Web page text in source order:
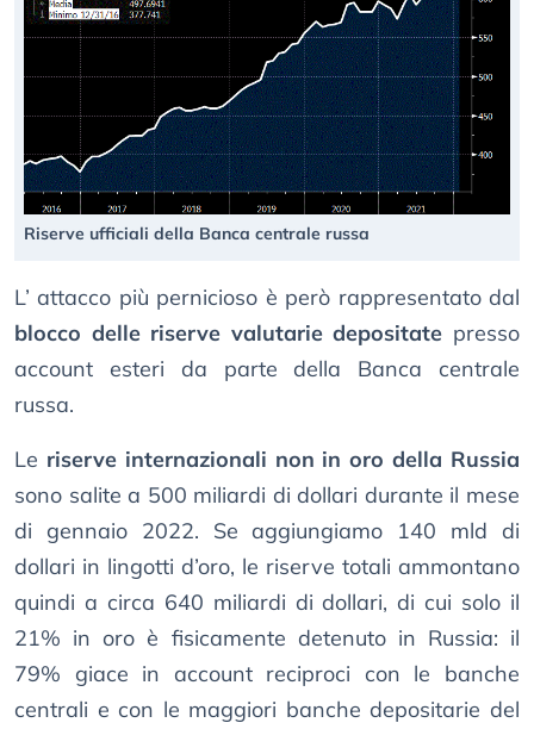
Riserve ufficiali della Banca centrale russa
L’ attacco più pernicioso è però rappresentato dal
blocco delle riserve valutarie depositate presso
account esteri da parte della Banca centrale
russa.
Le riserve internazionali non in oro della Russia
sono salite a 500 miliardi di dollari durante il mese
di gennaio 2022. Se aggiungiamo 140 mld di
dollari in lingotti d’oro, le riserve totali ammontano
quindi a circa 640 miliardi di dollari, di cui solo il
21% in oro è fisicamente detenuto in Russia: il
79% giace in account reciproci con le banche
centrali e con le maggiori banche depositarie del